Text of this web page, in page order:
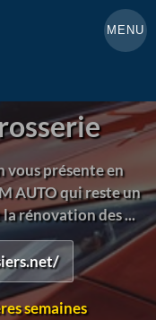
MENU
vous présente en
AUTO qui reste un
rénovation des ...
semaines